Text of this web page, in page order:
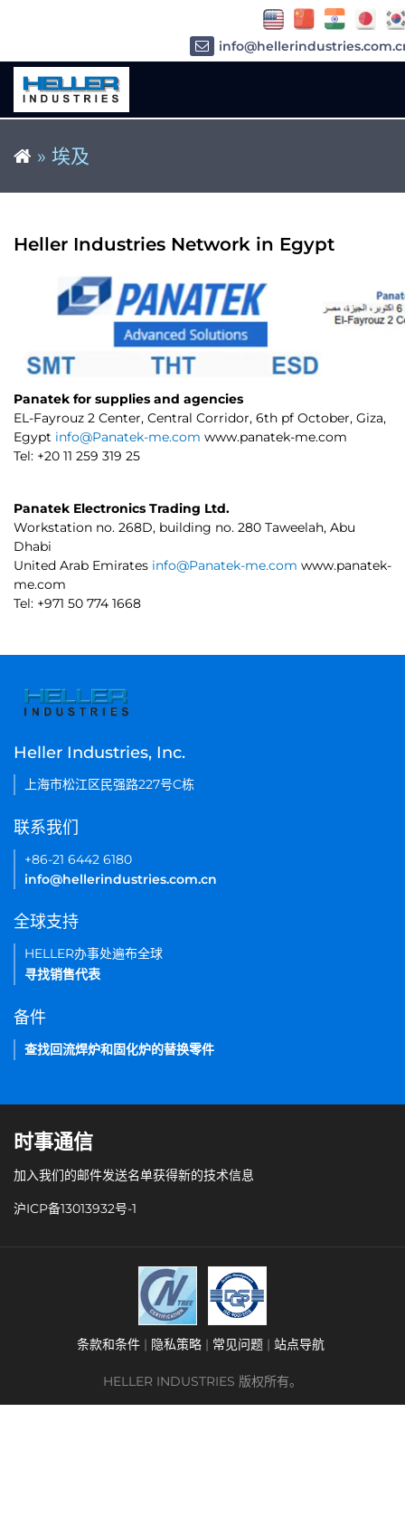
» 埃及
Heller Industries Network in Egypt
Panatek for supplies and agencies
EL-Fayrouz 2 Center, Central Corridor, 6th pf October, Giza,
Egypt info@Panatek-me.com www.panatek-me.com
Tel: +20 11 259 319 25
Panatek Electronics Trading Ltd.
Workstation no. 268D, building no. 280 Taweelah, Abu
Dhabi
United Arab Emirates info@Panatek-me.com www.panatek-
me.com
Tel: +971 50 774 1668
Heller Industries, Inc.
上海市松江区民强路227号C栋
联系我们
+86-21 6442 6180
info@hellerindustries.com.cn
全球支持
HELLER办事处遍布全球
寻找销售代表
备件
查找回流焊炉和固化炉的替换零件
时事通信
加入我们的邮件发送名单获得新的技术信息
沪ICP备13013932号-1
条款和条件 隐私策略 常见问题 站点导航
HELLER INDUSTRIES 版权所有。